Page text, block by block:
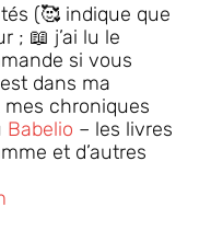
(🥰 indique que
; 📖 j’ai lu le
si vous
dans ma
chroniques
Babelio – les livres
et d’autres